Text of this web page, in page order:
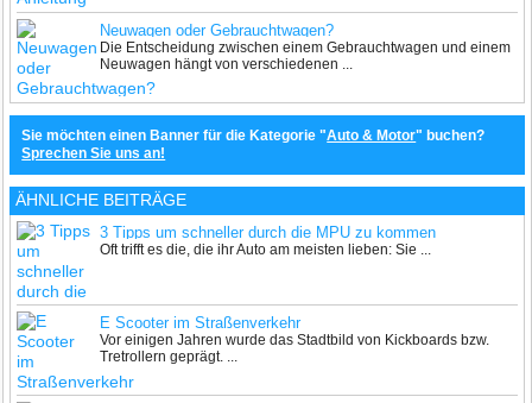
Neuwagen oder Gebrauchtwagen?
Die Entscheidung zwischen einem Gebrauchtwagen und einem
Neuwagen hängt von verschiedenen ...
Sie möchten einen Banner für die Kategorie "Auto & Motor" buchen?
Sprechen Sie uns an!
ÄHNLICHE BEITRÄGE
3 Tipps um schneller durch die MPU zu kommen
Oft trifft es die, die ihr Auto am meisten lieben: Sie ...
E Scooter im Straßenverkehr
Vor einigen Jahren wurde das Stadtbild von Kickboards bzw.
Tretrollern geprägt. ...